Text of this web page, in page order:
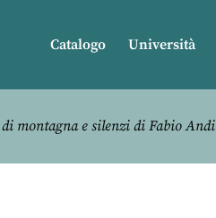
Catalogo Università
montagna e silenzi di Fabio